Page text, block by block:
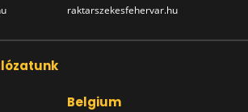
raktarszekesfehervar.hu
Belgium